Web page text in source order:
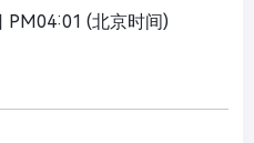
PM04:01 (北京时间)